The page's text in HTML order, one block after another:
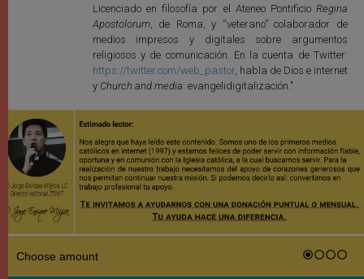
Licenciado en filosofía por el Ateneo Pontificio Regina
Apostolorum, de Roma, y “veterano” colaborador de
medios impresos y digitales sobre argumentos
religiosos y de comunicación. En la cuenta de Twitter:
https://twitter.com/web_pastor, habla de Dios e internet
y Church and media: evangelidigitalización."